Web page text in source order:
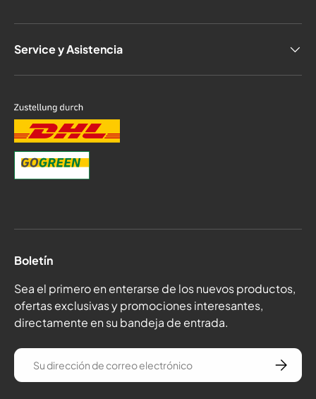
Service y Asistencia
Boletín
Sea el primero en enterarse de los nuevos productos,
ofertas exclusivas y promociones interesantes,
directamente en su bandeja de entrada.
correo electrónico